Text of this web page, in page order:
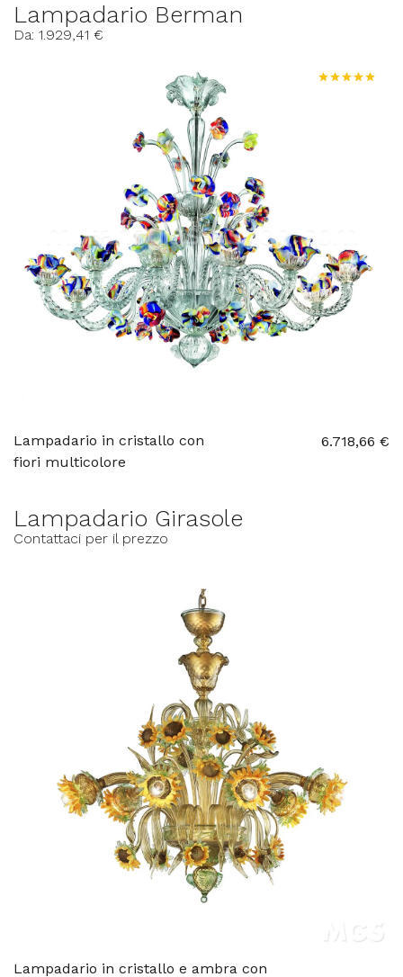
Lampadario Berman
Da: 1.929,41 €
Lampadario in cristallo con
fiori multicolore
6.718,66 €
Lampadario Girasole
Contattaci per il prezzo
Lampadario in cristallo e ambra con